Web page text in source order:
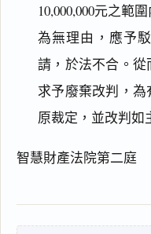
10,000,000元之範
為無理由，應予
請，於法不合。從
求予廢棄改判，
原裁定，並改判如
智慧財產法院第二庭